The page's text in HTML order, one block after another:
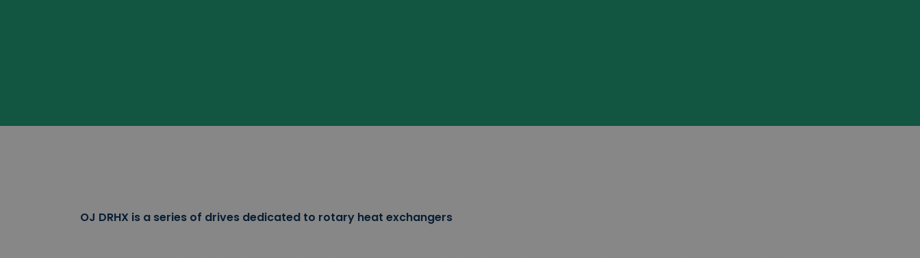
OJ DRHX is a series of drives dedicated to rotary heat exchangers